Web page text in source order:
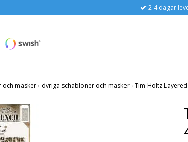
2-4 dagar
och masker› övriga schabloner och masker› Tim Holtz